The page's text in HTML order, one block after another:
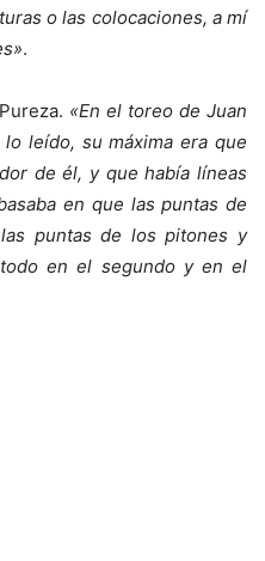
o las colocaciones, a mí
.
«En el toreo de Juan
leído, su máxima era que
de él, y que había líneas
en que las puntas de
puntas de los pitones y
en el segundo y en el